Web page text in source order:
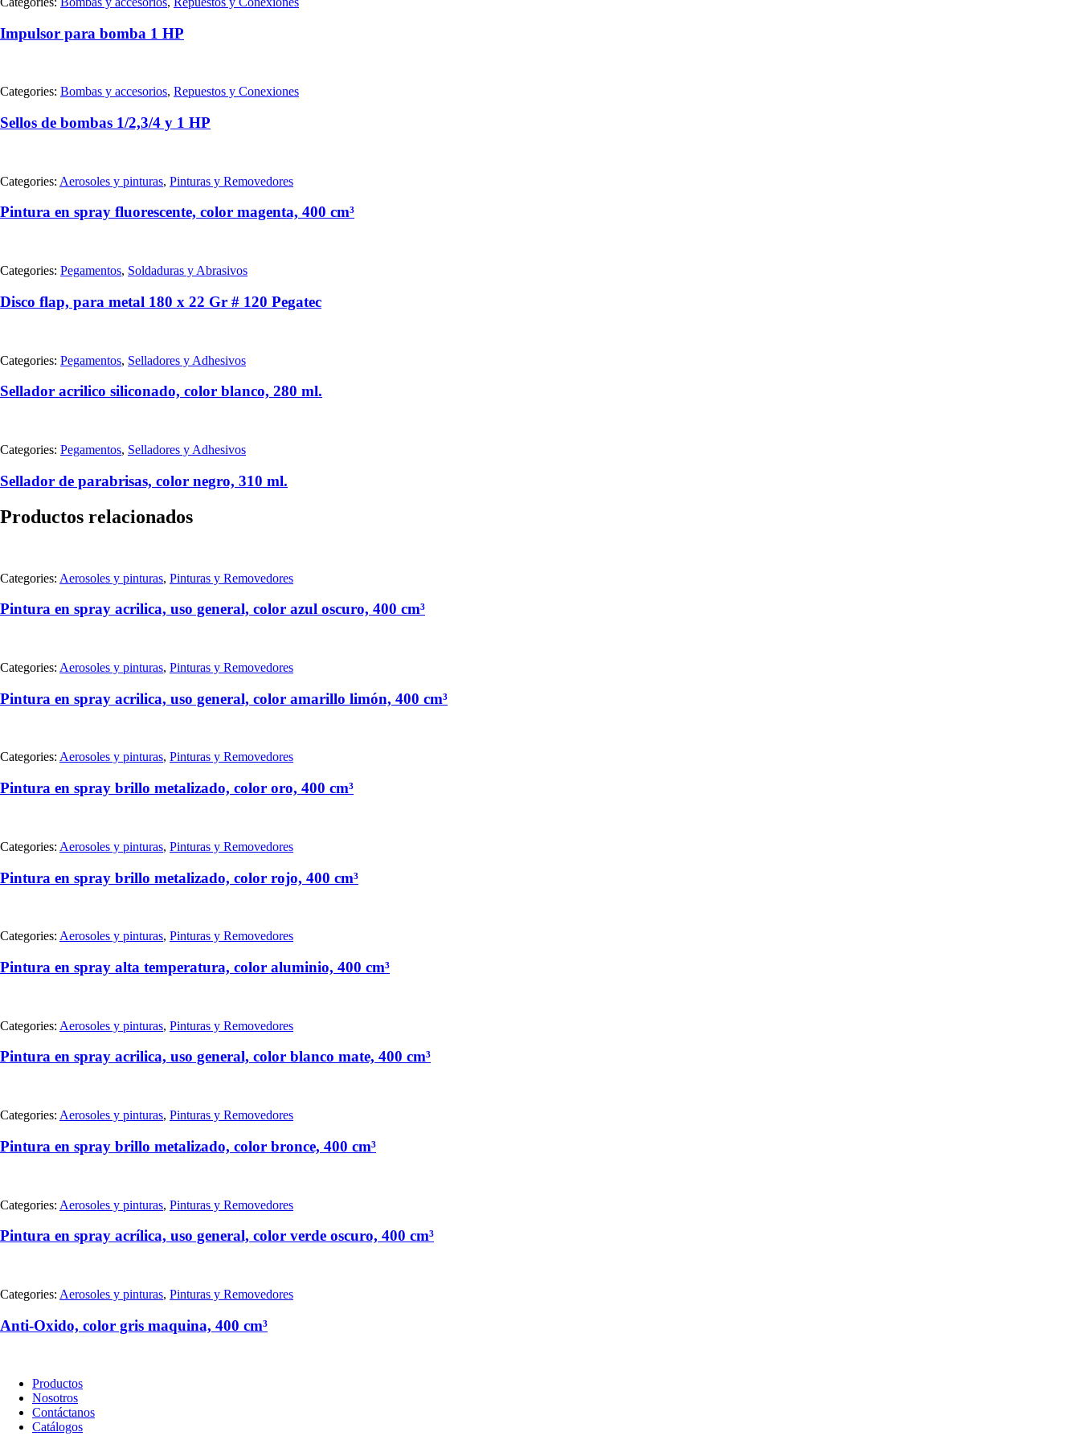
Impulsor para bomba 1 HP
Categories: Bombas y accesorios, Repuestos y Conexiones
Sellos de bombas 1/2,3/4 y 1 HP
Categories: Aerosoles y pinturas, Pinturas y Removedores
Pintura en spray fluorescente, color magenta, 400 cm³
Categories: Pegamentos, Soldaduras y Abrasivos
Disco flap, para metal 180 x 22 Gr # 120 Pegatec
Categories: Pegamentos, Selladores y Adhesivos
Sellador acrilico siliconado, color blanco, 280 ml.
Categories: Pegamentos, Selladores y Adhesivos
Sellador de parabrisas, color negro, 310 ml.
Productos relacionados
Categories: Aerosoles y pinturas, Pinturas y Removedores
Pintura en spray acrilica, uso general, color azul oscuro, 400 cm³
Categories: Aerosoles y pinturas, Pinturas y Removedores
Pintura en spray acrilica, uso general, color amarillo limón, 400 cm³
Categories: Aerosoles y pinturas, Pinturas y Removedores
Pintura en spray brillo metalizado, color oro, 400 cm³
Categories: Aerosoles y pinturas, Pinturas y Removedores
Pintura en spray brillo metalizado, color rojo, 400 cm³
Categories: Aerosoles y pinturas, Pinturas y Removedores
Pintura en spray alta temperatura, color aluminio, 400 cm³
Categories: Aerosoles y pinturas, Pinturas y Removedores
Pintura en spray acrilica, uso general, color blanco mate, 400 cm³
Categories: Aerosoles y pinturas, Pinturas y Removedores
Pintura en spray brillo metalizado, color bronce, 400 cm³
Categories: Aerosoles y pinturas, Pinturas y Removedores
Pintura en spray acrílica, uso general, color verde oscuro, 400 cm³
Categories: Aerosoles y pinturas, Pinturas y Removedores
Anti-Oxido, color gris maquina, 400 cm³
Productos
Nosotros
Contáctanos
Catálogos